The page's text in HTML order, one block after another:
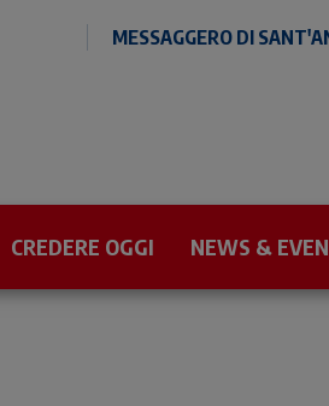
MESSAGGERO DI
CREDERE OGGI NEWS &